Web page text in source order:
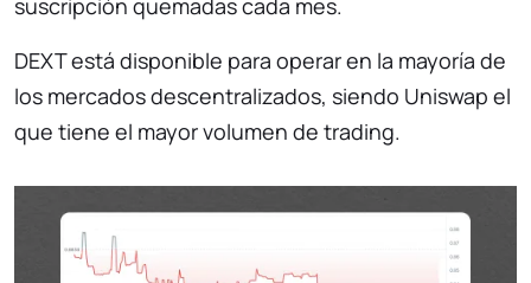
suscripción quemadas cada mes.
DEXT está disponible para operar en la mayoría de
los mercados descentralizados, siendo Uniswap el
que tiene el mayor volumen de trading.